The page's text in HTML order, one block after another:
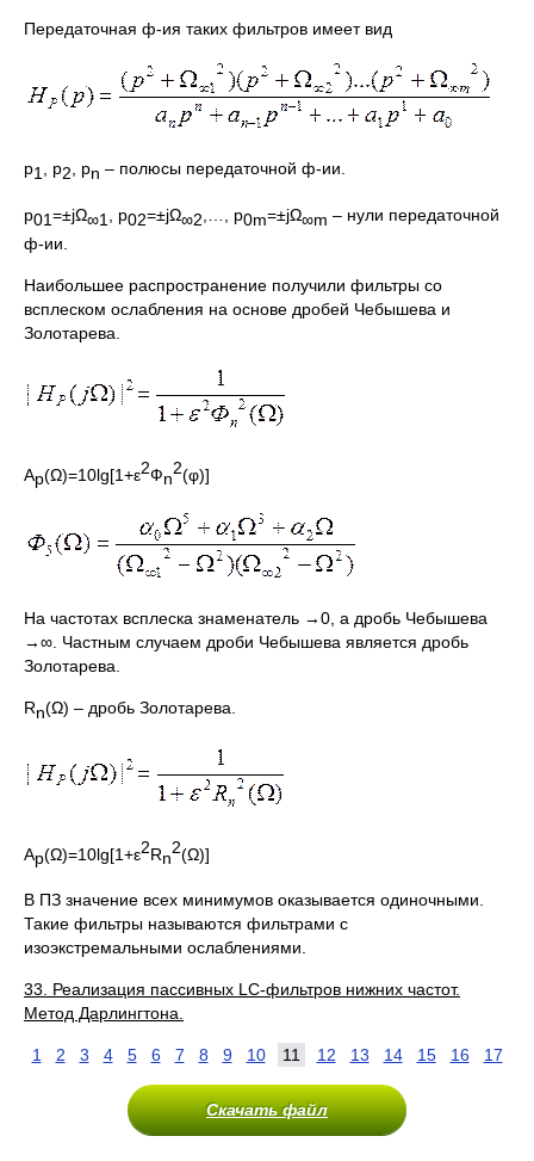
Передаточная ф-ия таких фильтров имеет вид
р1 , р2 , рn – полюсы передаточной ф-ии.
р01=±jΩ∞1 , р02=±jΩ∞2 ,…, р0m=±jΩ∞m – нули передаточной
ф-ии.
Наибольшее распространение получили фильтры со
всплеском ослабления на основе дробей Чебышева и
Золотарева.
Ap(Ω)=10lg[1+ε2Фn
2(φ)]
На частотах всплеска знаменатель →0, а дробь Чебышева
→∞. Частным случаем дроби Чебышева является дробь
Золотарева.
Rn(Ω) – дробь Золотарева.
Ap(Ω)=10lg[1+ε2Rn
2(Ω)]
В ПЗ значение всех минимумов оказывается одиночными.
Такие фильтры называются фильтрами с
изоэкстремальными ослаблениями.
33. Реализация пассивных LC-фильтров нижних частот.
Метод Дарлингтона.
1 2 3 4 5 6 7 8 9 10 11 12 13 14 15 16 17
Скачать файл